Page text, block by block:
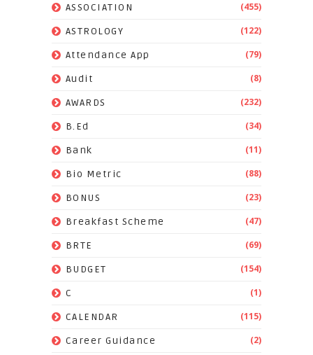
ASSOCIATION (455)
ASTROLOGY (122)
Attendance App (79)
Audit (8)
AWARDS (232)
B.Ed (34)
Bank (11)
Bio Metric (88)
BONUS (23)
Breakfast Scheme (47)
BRTE (69)
BUDGET (154)
C (1)
CALENDAR (115)
Career Guidance (2)